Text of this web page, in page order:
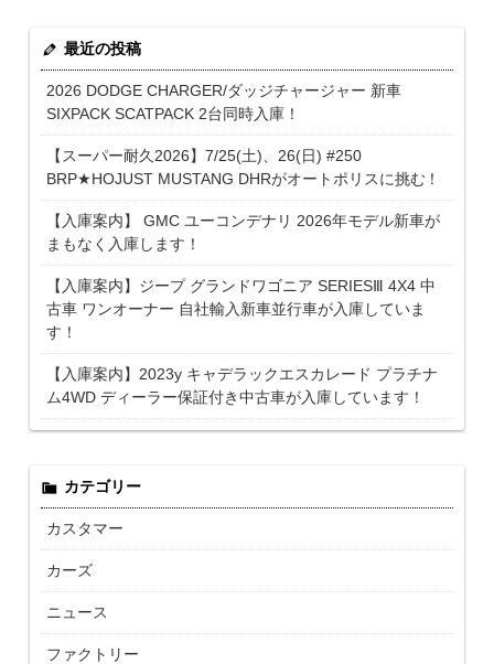
最近の投稿
2026 DODGE CHARGER/ダッジチャージャー 新車
SIXPACK SCATPACK 2台同時入庫！
【スーパー耐久2026】7/25(土)、26(日) #250
BRP★HOJUST MUSTANG DHRがオートポリスに挑む！
【入庫案内】 GMC ユーコンデナリ 2026年モデル新車が
まもなく入庫します！
【入庫案内】ジープ グランドワゴニア SERIESⅢ 4X4 中
古車 ワンオーナー 自社輸入新車並行車が入庫していま
す！
【入庫案内】2023y キャデラックエスカレード プラチナ
ム4WD ディーラー保証付き中古車が入庫しています！
カテゴリー
カスタマー
カーズ
ニュース
ファクトリー